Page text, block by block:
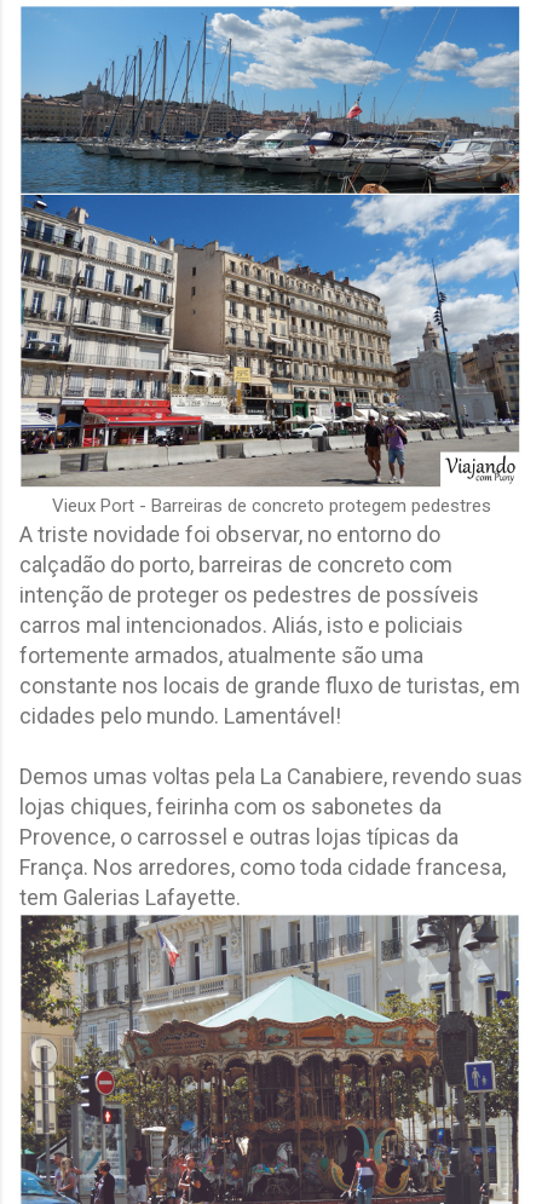
Vieux Port - Barreiras de concreto protegem pedestres
A triste novidade foi observar, no entorno do
calçadão do porto, barreiras de concreto com
intenção de proteger os pedestres de possíveis
carros mal intencionados. Aliás, isto e policiais
fortemente armados, atualmente são uma
constante nos locais de grande fluxo de turistas, em
cidades pelo mundo. Lamentável!
Demos umas voltas pela La Canabiere, revendo suas
lojas chiques, feirinha com os sabonetes da
Provence, o carrossel e outras lojas típicas da
França. Nos arredores, como toda cidade francesa,
tem Galerias Lafayette.